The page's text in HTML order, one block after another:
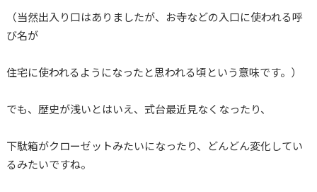
（当然出入り口はありましたが、お寺などの入口に使われる呼
び名が
住宅に使われるようになったと思われる頃という意味です。）
でも、歴史が浅いとはいえ、式台最近見なくなったり、
下駄箱がクローゼットみたいになったり、どんどん変化してい
るみたいですね。